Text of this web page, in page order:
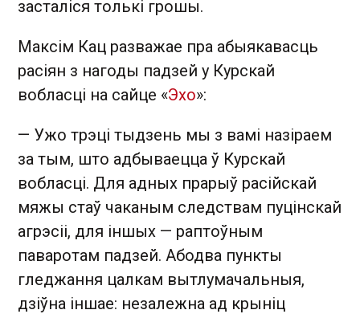
засталіся толькі грошы.
Максім Кац разважае пра абыякавасць
расіян з нагоды падзей у Курскай
вобласці на сайце «Эхо»:
— Ужо трэці тыдзень мы з вамі назіраем
за тым, што адбываецца ў Курскай
вобласці. Для адных прарыў расійскай
мяжы стаў чаканым следствам пуцінскай
агрэсіі, для іншых — раптоўным
паваротам падзей. Абодва пункты
гледжання цалкам вытлумачальныя,
дзіўна іншае: незалежна ад крыніц